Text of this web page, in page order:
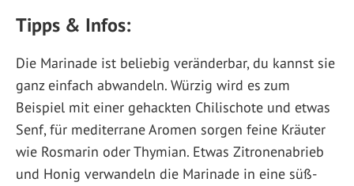
Tipps & Infos:
Die Marinade ist beliebig veränderbar, du kannst sie
ganz einfach abwandeln. Würzig wird es zum
Beispiel mit einer gehackten Chilischote und etwas
Senf, für mediterrane Aromen sorgen feine Kräuter
wie Rosmarin oder Thymian. Etwas Zitronenabrieb
und Honig verwandeln die Marinade in eine süß-